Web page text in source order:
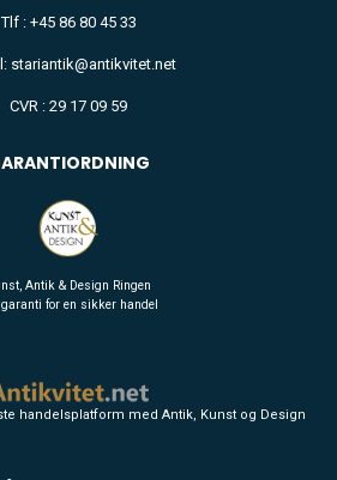
Tlf : +45 86 80 45 33
stariantik@antikvitet.net
CVR : 29 17 09 59
Antik & Design Ringen
for en sikker handel
handelsplatform med Antik, Kunst og Design